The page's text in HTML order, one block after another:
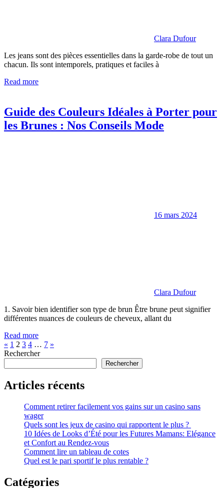
Clara Dufour
Les jeans sont des pièces essentielles dans la garde-robe de tout un
chacun. Ils sont intemporels, pratiques et faciles à
Read more
Guide des Couleurs Idéales à Porter pour
les Brunes : Nos Conseils Mode
16 mars 2024
Clara Dufour
1. Savoir bien identifier son type de brun Être brune peut signifier
différentes nuances de couleurs de cheveux, allant du
Read more
Pagination
des
publications
« Previous
Posts
1 2 3 4 … 7 Next
»
Rechercher
Rechercher
Articles récents
Comment retirer facilement vos gains sur un casino sans
wager
Quels sont les jeux de casino qui rapportent le plus ?
10 Idées de Looks d’Été pour les Futures Mamans: Elégance
et Confort au Rendez-vous
Comment lire un tableau de cotes
Quel est le pari sportif le plus rentable ?
Catégories